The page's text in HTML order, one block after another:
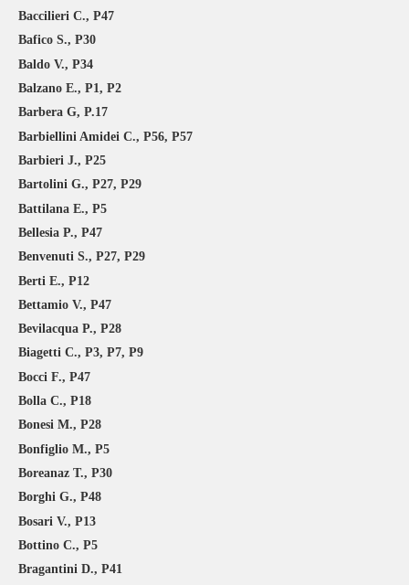
Baccilieri C., P47
Bafico S., P30
Baldo V., P34
Balzano E., P1, P2
Barbera G, P.17
Barbiellini Amidei C., P56, P57
Barbieri J., P25
Bartolini G., P27, P29
Battilana E., P5
Bellesia P., P47
Benvenuti S., P27, P29
Berti E., P12
Bettamio V., P47
Bevilacqua P., P28
Biagetti C., P3, P7, P9
Bocci F., P47
Bolla C., P18
Bonesi M., P28
Bonfiglio M., P5
Boreanaz T., P30
Borghi G., P48
Bosari V., P13
Bottino C., P5
Bragantini D., P41